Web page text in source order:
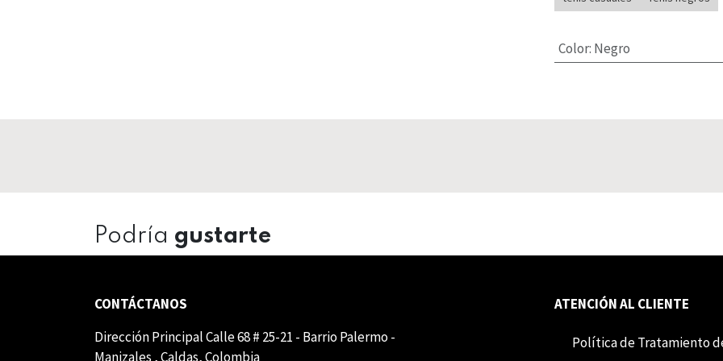
Color: Negro
Podría gustarte
CONTÁCTANOS
Dirección Principal Calle 68 # 25-21 - Barrio Palermo -
Manizales , Caldas, Colombia
ATENCIÓN AL CLIENTE
Política de Tratamiento